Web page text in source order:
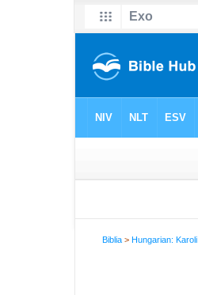
Biblia >Hungarian: Karoli